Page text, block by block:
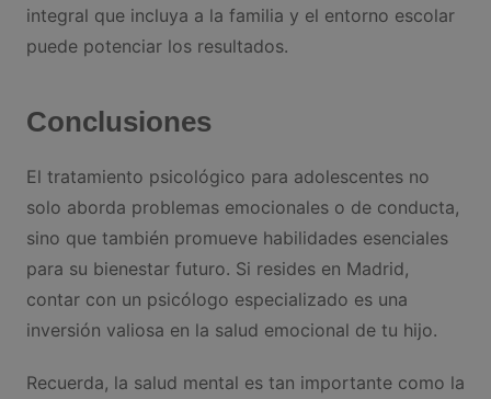
integral que incluya a la familia y el entorno escolar
puede potenciar los resultados.
Conclusiones
El tratamiento psicológico para adolescentes no
solo aborda problemas emocionales o de conducta,
sino que también promueve habilidades esenciales
para su bienestar futuro. Si resides en Madrid,
contar con un psicólogo especializado es una
inversión valiosa en la salud emocional de tu hijo.
Recuerda, la salud mental es tan importante como la